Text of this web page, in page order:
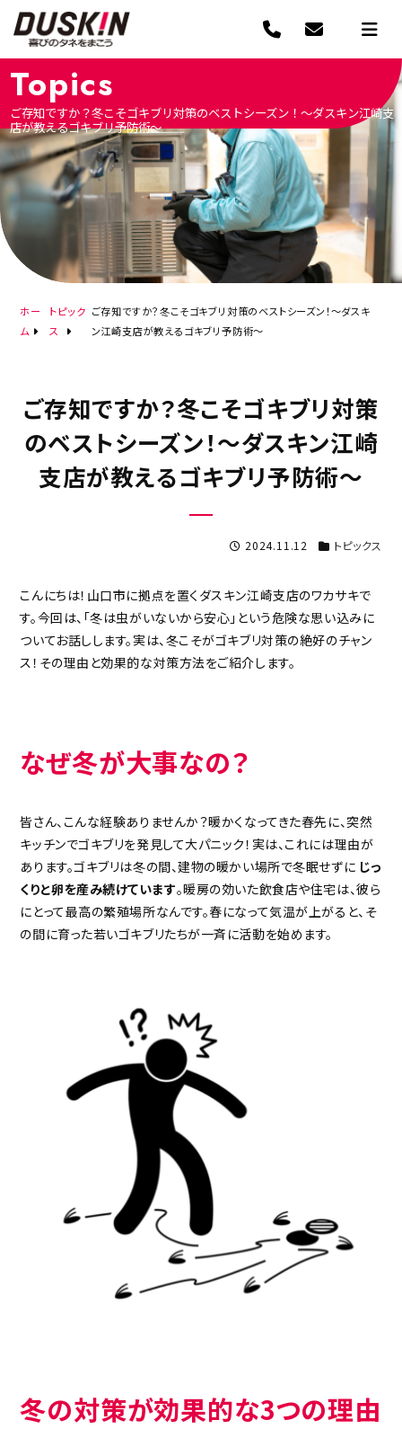
Topics
ご存知ですか？冬こそゴキブリ対策のベストシーズン！〜ダスキン江崎支
店が教えるゴキブリ予防術〜
ホー
ム
トピック
ス
ご存知ですか？冬こそゴキブリ対策のベストシーズン！〜ダスキ
ン江崎支店が教えるゴキブリ予防術〜
ご存知ですか？冬こそゴキブリ対策
のベストシーズン！〜ダスキン江崎
支店が教えるゴキブリ予防術〜
2024.11.12 トピックス
こんにちは！山口市に拠点を置くダスキン江崎支店のワカサキで
す。今回は、「冬は虫がいないから安心」という危険な思い込みに
ついてお話しします。実は、冬こそがゴキブリ対策の絶好のチャン
ス！その理由と効果的な対策方法をご紹介します。
なぜ冬が大事なの？
皆さん、こんな経験ありませんか？暖かくなってきた春先に、突然
キッチンでゴキブリを発見して大パニック！実は、これには理由が
あります。ゴキブリは冬の間、建物の暖かい場所で冬眠せずに じっ
くりと卵を産み続けています。暖房の効いた飲食店や住宅は、彼ら
にとって最高の繁殖場所なんです。春になって気温が上がると、そ
の間に育った若いゴキブリたちが一斉に活動を始めます。
冬の対策が効果的な3つの理由